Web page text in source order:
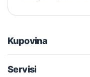
Kupovina
Servisi